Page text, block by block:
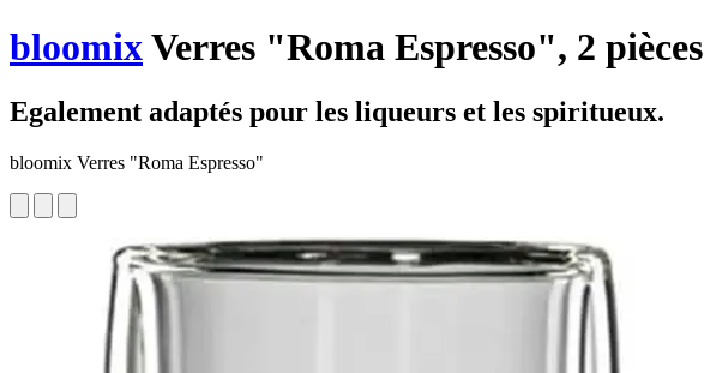
bloomixVerres "Roma Espresso", 2 pièces
Egalement adaptés pour les liqueurs et les spiritueux.
bloomix Verres "Roma Espresso"